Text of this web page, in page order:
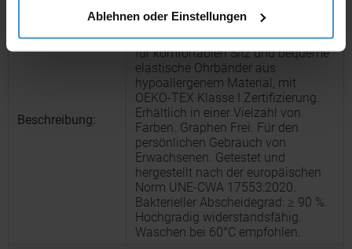
Ablehnen oder Einstellungen
Beschreibung:
Wiederverwendbare Hygienemaske.
Hergestellt aus Baumwolle und
Polyester. Ergonomische Frontnaht
für komfortablen Sitz und bequeme
elastische Ohrbänder aus
hypoallergenem Material, mit
OEKO-TEX Klasse I Zertifizierung.
Erhältlich in einer Vielzahl von
Farben. Graphen Frei. Für den
persönlichen Gebrauch von
Erwachsenen. Getestet und
hergestellt nach der europäischen
Norm UNE-CWA 17553:2020.
Bakterieller Abscheidegrad: ≥ 90 %.
Hochgradig widerstandsfähig.
Waschen bei 60°C empfohlen.